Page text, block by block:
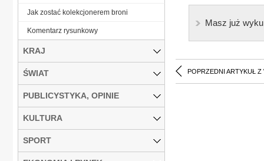
Masz już
POPRZEDNI ARTYKUŁ Z
Jak zostać kolekcjonerem broni
Komentarz rysunkowy
KRAJ
ŚWIAT
PUBLICYSTYKA, OPINIE
KULTURA
SPORT